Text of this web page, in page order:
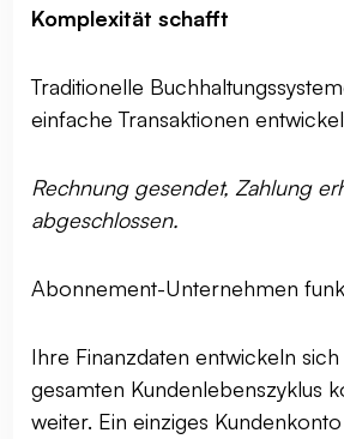
Komplexität schafft
Traditionelle
einfache Transaktionen
Rechnung gesendet, Zahlung
abgeschlossen.
Abonnement-Unternehmen
Ihre Finanzdaten entwickeln
gesamten Kundenlebenszyklus
weiter. Ein einziges